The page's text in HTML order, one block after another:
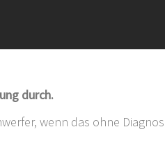
durch.
wenn das ohne